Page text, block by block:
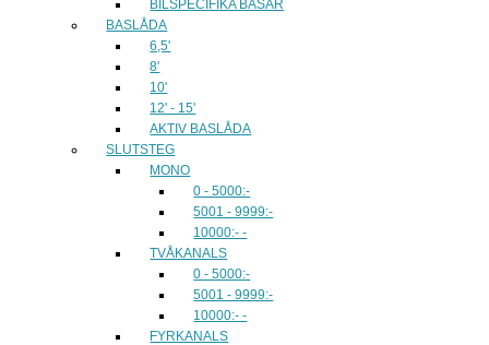
BILSPECIFIKA BASAR
BASLÅDA
6,5'
8'
10'
12' - 15'
AKTIV BASLÅDA
SLUTSTEG
MONO
0 - 5000:-
5001 - 9999:-
10000:- -
TVÅKANALS
0 - 5000:-
5001 - 9999:-
10000:- -
FYRKANALS